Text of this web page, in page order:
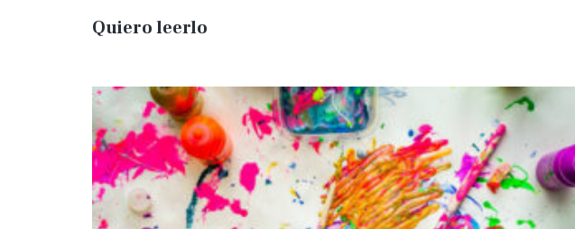
Quiero leerlo
una
ponencia
a
una
WordCamp